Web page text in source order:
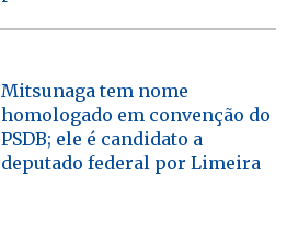
Mitsunaga tem nome
homologado em convenção do
PSDB; ele é candidato a
deputado federal por Limeira